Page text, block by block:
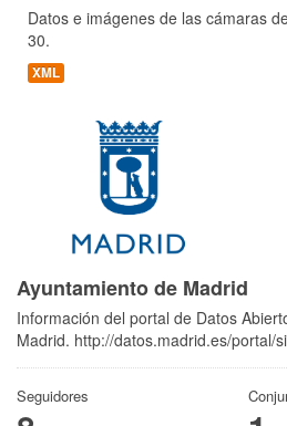
Datos e imágenes de las cámaras
30.
XML
Ayuntamiento de Madrid
Información del portal de Datos
Madrid. http://datos.madrid.es/portal/
Seguidores